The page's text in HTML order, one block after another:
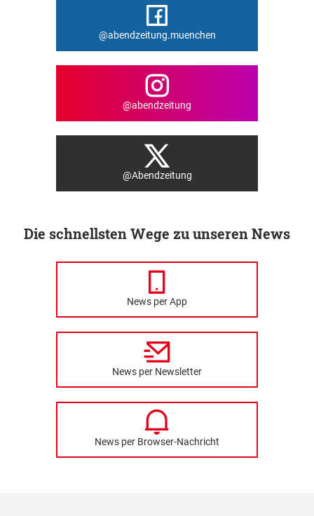
@abendzeitung.muenchen
@abendzeitung
@Abendzeitung
Die schnellsten Wege zu unseren News
News per App
News per Newsletter
News per Browser-Nachricht